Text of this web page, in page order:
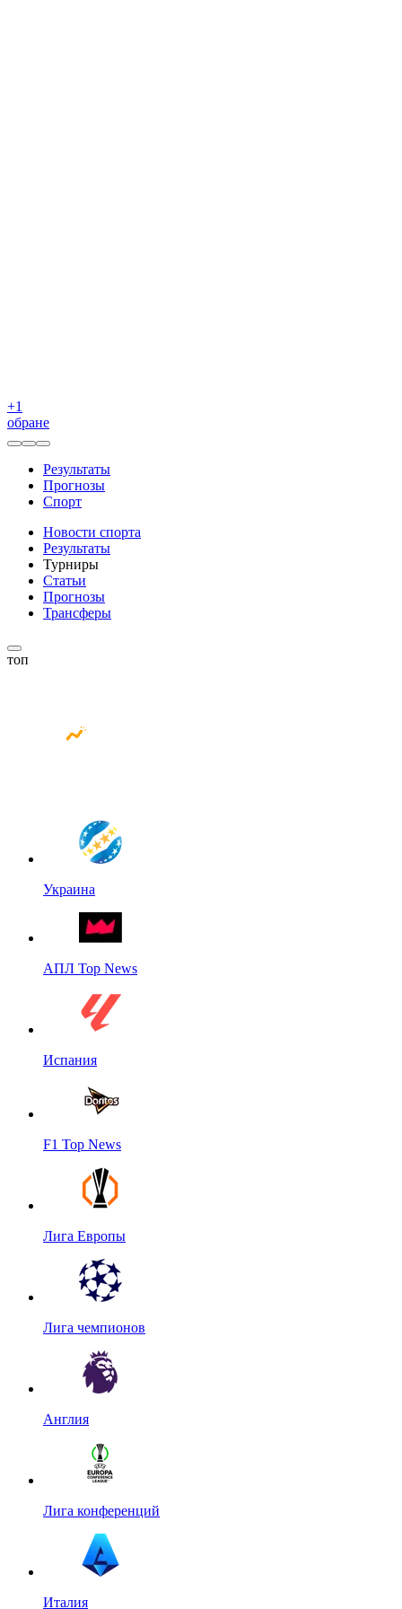
+1
обране
Результаты
Прогнозы
Спорт
Новости спорта
Результаты
Турниры
Статьи
Прогнозы
Трансферы
топ
Украина
АПЛ Top News
Испания
F1 Top News
Лига Европы
Лига чемпионов
Англия
Лига конференций
Италия